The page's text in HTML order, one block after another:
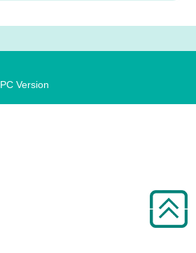
PC Version